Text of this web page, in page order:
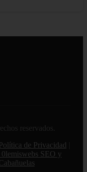
reservados.
Política de Privacidad
SEO y